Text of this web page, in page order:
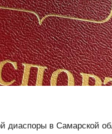
диаспоры в Самарской